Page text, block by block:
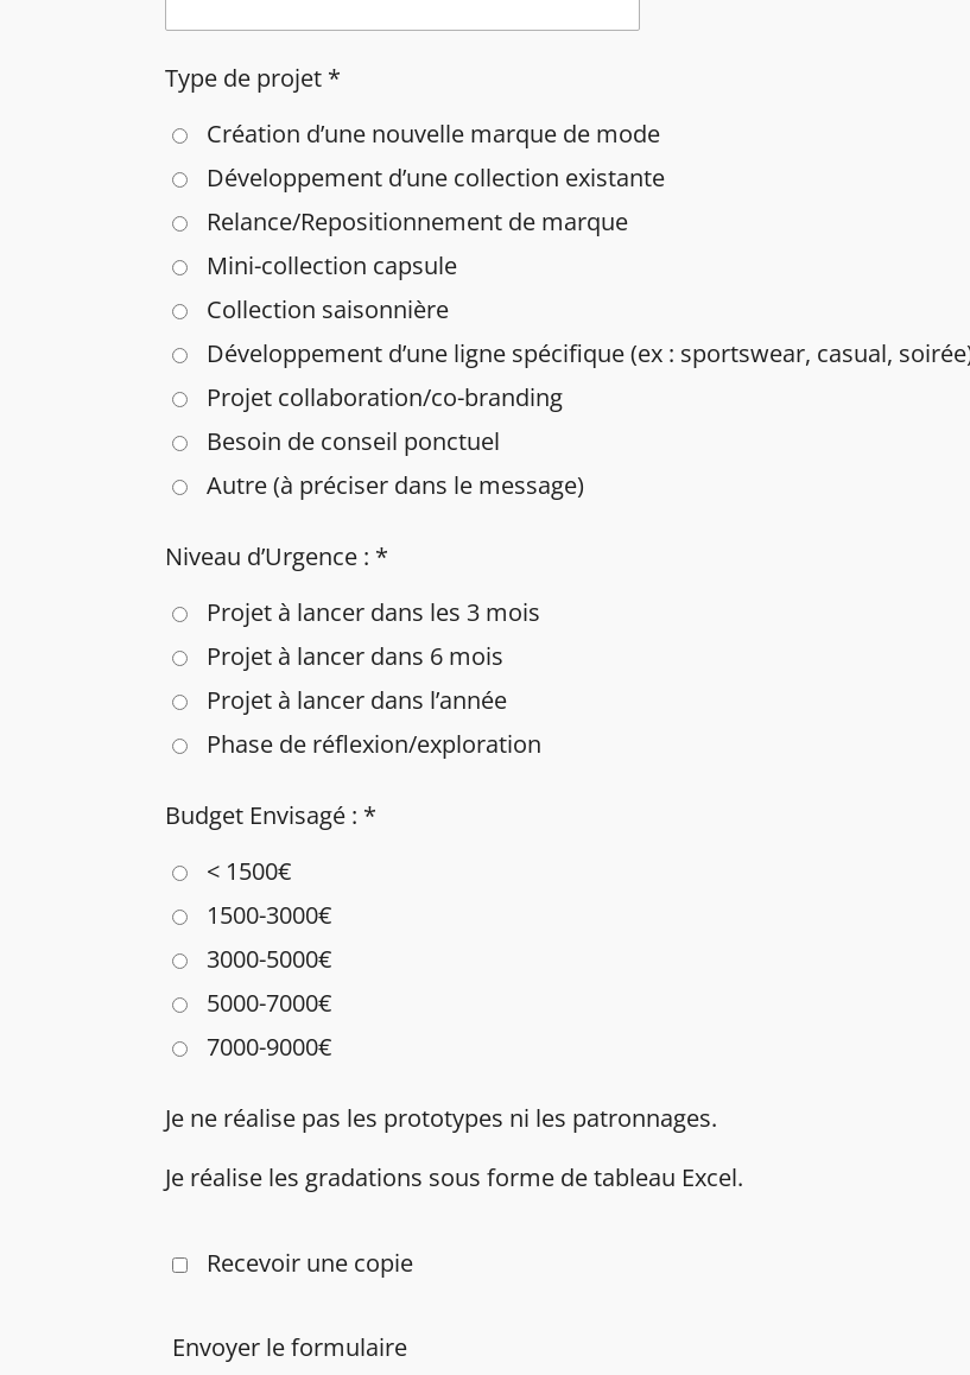
Type de projet *
Création d’une nouvelle marque de mode
Développement d’une collection existante
Relance/Repositionnement de marque
Mini-collection capsule
Collection saisonnière
Développement d’une ligne spécifique (ex : sportswear, casual,
Projet collaboration/co-branding
Besoin de conseil ponctuel
Autre (à préciser dans le message)
Niveau d’Urgence : *
Projet à lancer dans les 3 mois
Projet à lancer dans 6 mois
Projet à lancer dans l’année
Phase de réflexion/exploration
Budget Envisagé : *
< 1500€
1500-3000€
3000-5000€
5000-7000€
7000-9000€
Je ne réalise pas les prototypes ni les patronnages.
Je réalise les gradations sous forme de tableau Excel.
Recevoir une copie
Envoyer le formulaire